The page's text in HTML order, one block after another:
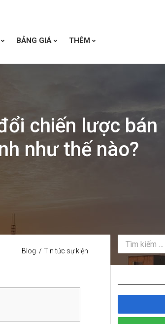
BẢNG GIÁ THÊM
chiến lược bán
như thế nào?
Blog Tin tức sự kiện